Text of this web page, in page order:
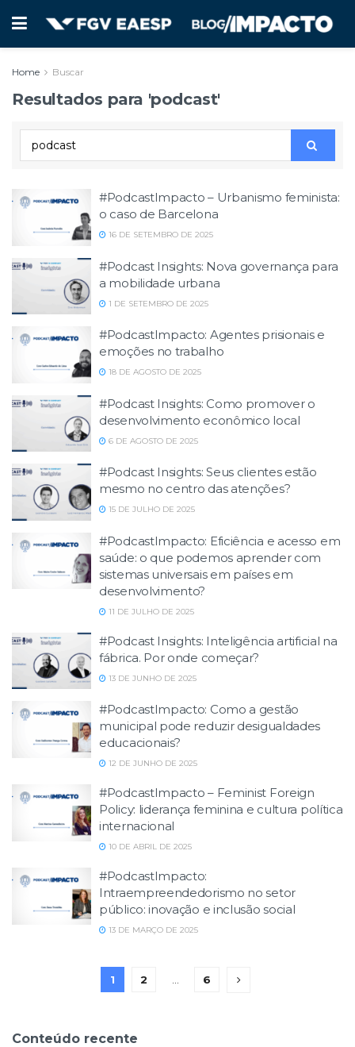
Home Buscar
Resultados para 'podcast'
#PodcastImpacto – Urbanismo feminista:
o caso de Barcelona
16 DE SETEMBRO DE 2025
#Podcast Insights: Nova governança para
a mobilidade urbana
1 DE SETEMBRO DE 2025
#PodcastImpacto: Agentes prisionais e
emoções no trabalho
18 DE AGOSTO DE 2025
#Podcast Insights: Como promover o
desenvolvimento econômico local
6 DE AGOSTO DE 2025
#Podcast Insights: Seus clientes estão
mesmo no centro das atenções?
15 DE JULHO DE 2025
#PodcastImpacto: Eficiência e acesso em
saúde: o que podemos aprender com
sistemas universais em países em
desenvolvimento?
11 DE JULHO DE 2025
#Podcast Insights: Inteligência artificial na
fábrica. Por onde começar?
13 DE JUNHO DE 2025
#PodcastImpacto: Como a gestão
municipal pode reduzir desigualdades
educacionais?
12 DE JUNHO DE 2025
#PodcastImpacto – Feminist Foreign
Policy: liderança feminina e cultura política
internacional
10 DE ABRIL DE 2025
#PodcastImpacto:
Intraempreendedorismo no setor
público: inovação e inclusão social
13 DE MARÇO DE 2025
1 2 6
Conteúdo recente